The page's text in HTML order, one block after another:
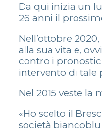
Da qui inizia un
26 anni il
Nell’ottobre
alla sua vita e,
contro i
intervento di tale
Nel 2015 veste la
«Ho scelto il
società